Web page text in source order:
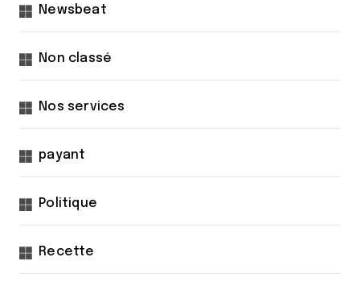
Newsbeat
Non classé
Nos services
payant
Politique
Recette